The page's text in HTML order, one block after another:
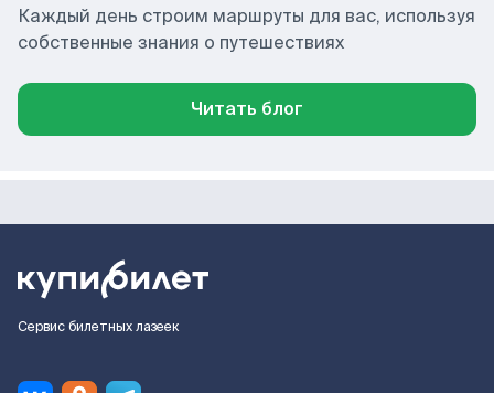
Каждый день строим маршруты для вас, используя
собственные знания о путешествиях
Читать блог
Сервис билетных лазеек